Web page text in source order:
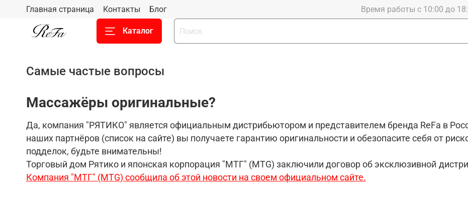
Главная страница Контакты Блог Время работы с 10:00 до
Каталог
Самые частые вопросы
Массажёры оригинальные?
Да, компания "РЯТИКО" является официальным дистрибьютором и представителем бренда ReFa в
наших партнёров (список на сайте) вы получаете гарантию оригинальности и обезопасите себя от
подделок, будьте внимательны!
Торговый дом Рятико и японская корпорация "МТГ" (MTG) заключили договор об эксклюзивной̆
Компания "МТГ" (MTG) сообщила об этой новости на своем официальном сайте.